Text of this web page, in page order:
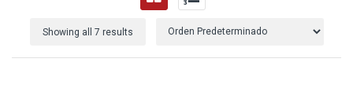
Showing all 7 results